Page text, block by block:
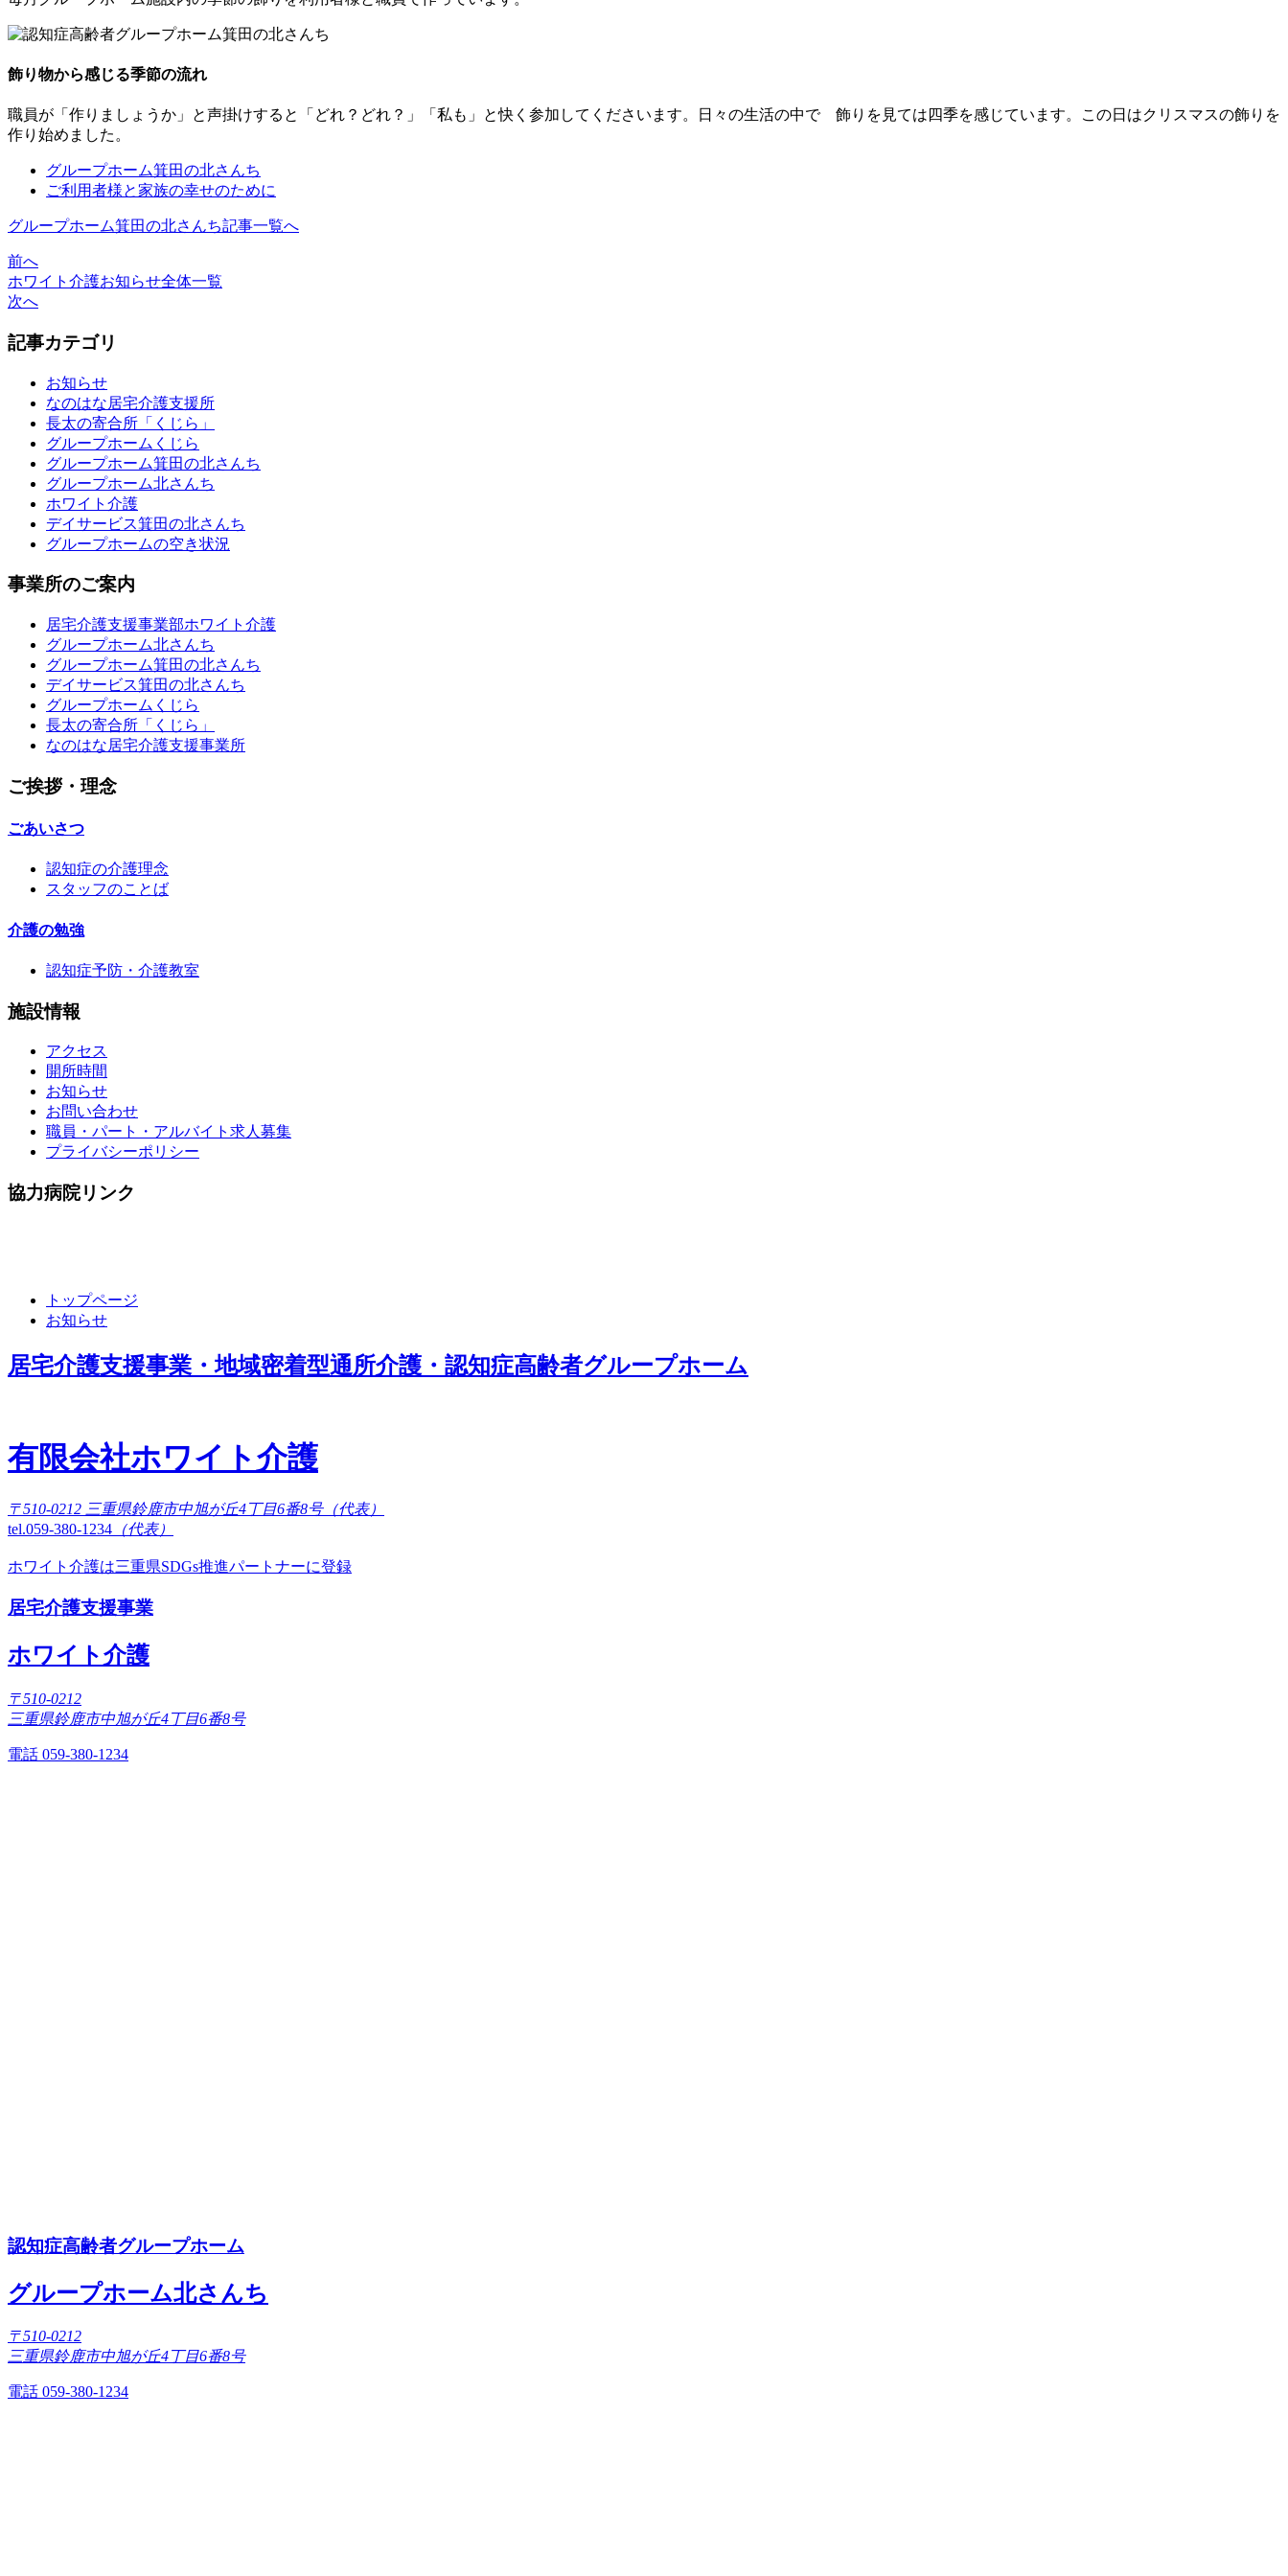
飾り物から感じる季節の流れ
職員が「作りましょうか」と声掛けすると「どれ？どれ？」「私も」と快く参加してくださいます。日々の生活の中で 飾りを見ては四季を感じています。この日はクリスマスの飾りを
作り始めました。
グループホーム箕田の北さんち
ご利用者様と家族の幸せのために
グループホーム箕田の北さんち記事一覧へ
前へ
ホワイト介護お知らせ全体一覧
次へ
記事カテゴリ
お知らせ
なのはな居宅介護支援所
長太の寄合所「くじら」
グループホームくじら
グループホーム箕田の北さんち
グループホーム北さんち
ホワイト介護
デイサービス箕田の北さんち
グループホームの空き状況
事業所のご案内
居宅介護支援事業部ホワイト介護
グループホーム北さんち
グループホーム箕田の北さんち
デイサービス箕田の北さんち
グループホームくじら
長太の寄合所「くじら」
なのはな居宅介護支援事業所
ご挨拶・理念
ごあいさつ
認知症の介護理念
スタッフのことば
介護の勉強
認知症予防・介護教室
施設情報
アクセス
開所時間
お知らせ
お問い合わせ
職員・パート・アルバイト求人募集
プライバシーポリシー
協力病院リンク
トップページ
お知らせ
居宅介護支援事業・地域密着型通所介護・認知症高齢者グループホーム
有限会社ホワイト介護
〒510-0212 三重県鈴鹿市中旭が丘4丁目6番8号（代表）
tel.059-380-1234 （代表）
ホワイト介護は三重県SDGs推進パートナーに登録
居宅介護支援事業
ホワイト介護
〒510-0212
三重県鈴鹿市中旭が丘4丁目6番8号
電話 059-380-1234
認知症高齢者グループホーム
グループホーム北さんち
〒510-0212
三重県鈴鹿市中旭が丘4丁目6番8号
電話 059-380-1234